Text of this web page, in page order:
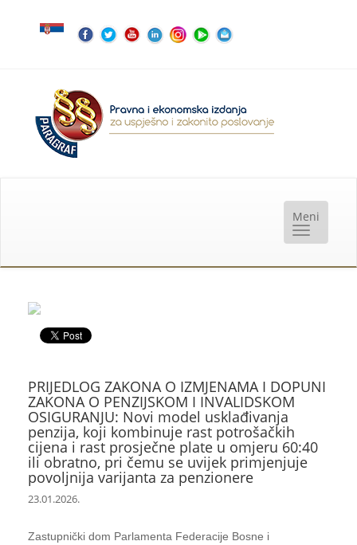
PRIJEDLOG ZAKONA O IZMJENAMA I DOPUNI
ZAKONA O PENZIJSKOM I INVALIDSKOM
OSIGURANJU: Novi model usklađivanja
penzija, koji kombinuje rast potrošačkih
cijena i rast prosječne plate u omjeru 60:40
ili obratno, pri čemu se uvijek primjenjuje
povoljnija varijanta za penzionere
23.01.2026.
Zastupnički dom Parlamenta Federacije Bosne i